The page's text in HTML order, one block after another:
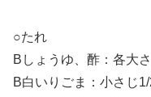
○たれ
Bしょうゆ、酢：各大
B白いりごま：小さじ1/